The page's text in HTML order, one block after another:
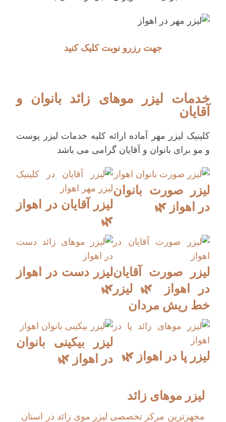
جهت رزرو نوبت کلیک کنید
خدمات لیزر موهای زائد بانوان و
آقایان
کلینیک لیزر مهر آماده ارائه کلیه خدمات لیزر پوست
و مو برای بانوان و آقایان گرامی می باشد
لیزر صورت بانوان
در اهواز 🌿
لیزر آقایان در اهواز
🌿
لیزر صورت آقایان
در اهواز 🌿 لیزر
خط ریش مردان
لیزر دست در اهواز
🌿
لیزر پا در اهواز 🌿
لیزر بیکینی بانوان
در اهواز 🌿
لیزر موهای زائد
مجهزترین مرکز تخصصی لیزر موی زائد در استان